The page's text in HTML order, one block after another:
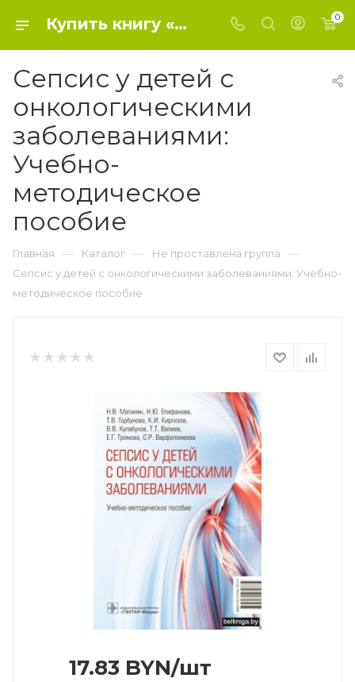
Купить книгу «Cепсис у детей с онкологическими заболеваниями: Учебно-методическое пособие» 2023, Матинян Н.В. , Епифанова Наталья Юрьевна , Горбунова Татьяна Васильевна - Не проставлена группа 0
Cепсис у детей с
онкологическими
заболеваниями:
Учебно-
методическое
пособие
Главная — Каталог — Не проставлена группа —
Cепсис у детей с онкологическими заболеваниями: Учебно-
методическое пособие
17.83 BYN/шт